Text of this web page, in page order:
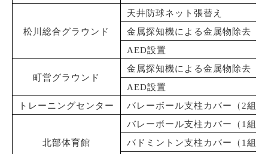
松川総合グラウンド
天井防球ネット張替え
金属探知機による金属物除去
AED設置
町営グラウンド
金属探知機による金属物除去
AED設置
トレーニングセンター
バレーボール支柱カバー（2組）
北部体育館
バレーボール支柱カバー（1組）
バドミントン支柱カバー（1組）